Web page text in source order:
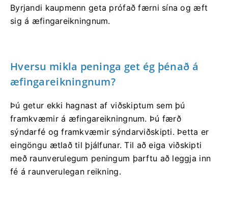
Byrjandi kaupmenn geta prófað færni sína og æft
sig á æfingareikningnum.
Hversu mikla peninga get ég þénað á
æfingareikningnum?
Þú getur ekki hagnast af viðskiptum sem þú
framkvæmir á æfingareikningnum. Þú færð
sýndarfé og framkvæmir sýndarviðskipti. Þetta er
eingöngu ætlað til þjálfunar. Til að eiga viðskipti
með raunverulegum peningum þarftu að leggja inn
fé á raunverulegan reikning.